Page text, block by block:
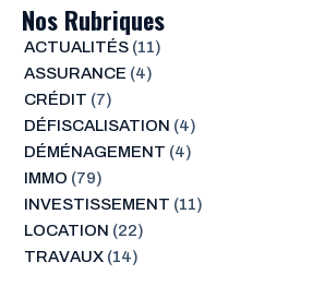
Nos Rubriques
ACTUALITÉS(11)
ASSURANCE (4)
CRÉDIT (7)
DÉFISCALISATION (4)
DÉMÉNAGEMENT (4)
IMMO (79)
INVESTISSEMENT (11)
LOCATION (22)
TRAVAUX(14)